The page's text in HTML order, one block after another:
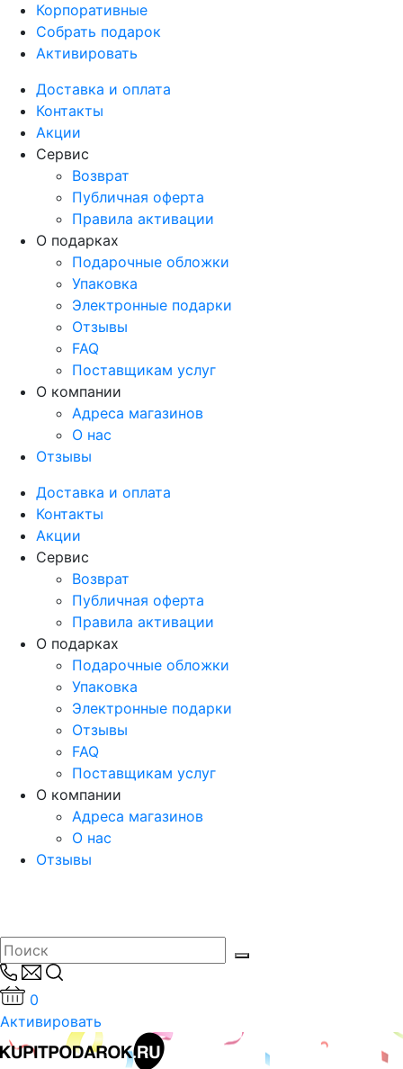
Корпоративные
Собрать подарок
Активировать
Доставка и оплата
Контакты
Акции
Сервис
Возврат
Публичная оферта
Правила активации
О подарках
Подарочные обложки
Упаковка
Электронные подарки
Отзывы
FAQ
Поставщикам услуг
О компании
Адреса магазинов
О нас
Отзывы
Доставка и оплата
Контакты
Акции
Сервис
Возврат
Публичная оферта
Правила активации
О подарках
Подарочные обложки
Упаковка
Электронные подарки
Отзывы
FAQ
Поставщикам услуг
О компании
Адреса магазинов
О нас
Отзывы
0
Активировать